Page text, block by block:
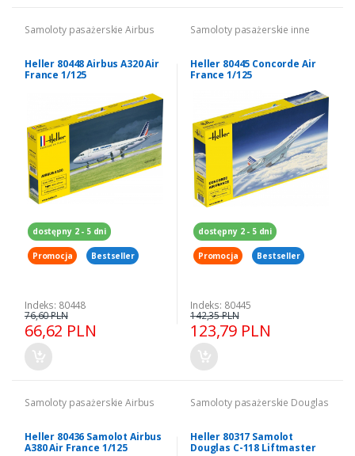
Samoloty pasażerskie Airbus
Heller 80448 Airbus A320 Air
France 1/125
dostępny 2 - 5 dni
Promocja Bestseller
Indeks: 80448
66,62 PLN
76,60 PLN
Samoloty pasażerskie inne
Heller 80445 Concorde Air
France 1/125
dostępny 2 - 5 dni
Promocja Bestseller
Indeks: 80445
123,79 PLN
142,35 PLN
Samoloty pasażerskie Airbus
Heller 80436 Samolot Airbus
A380 Air France 1/125
Samoloty pasażerskie Douglas
Heller 80317 Samolot
Douglas C-118 Liftmaster